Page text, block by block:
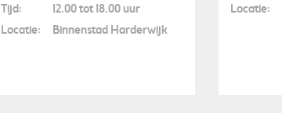
Tijd:
12.00 tot 18.00 uur
Locatie:
Binnenstad Harderwijk
Locatie: